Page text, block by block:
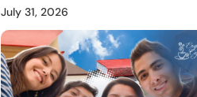
July 31, 2026